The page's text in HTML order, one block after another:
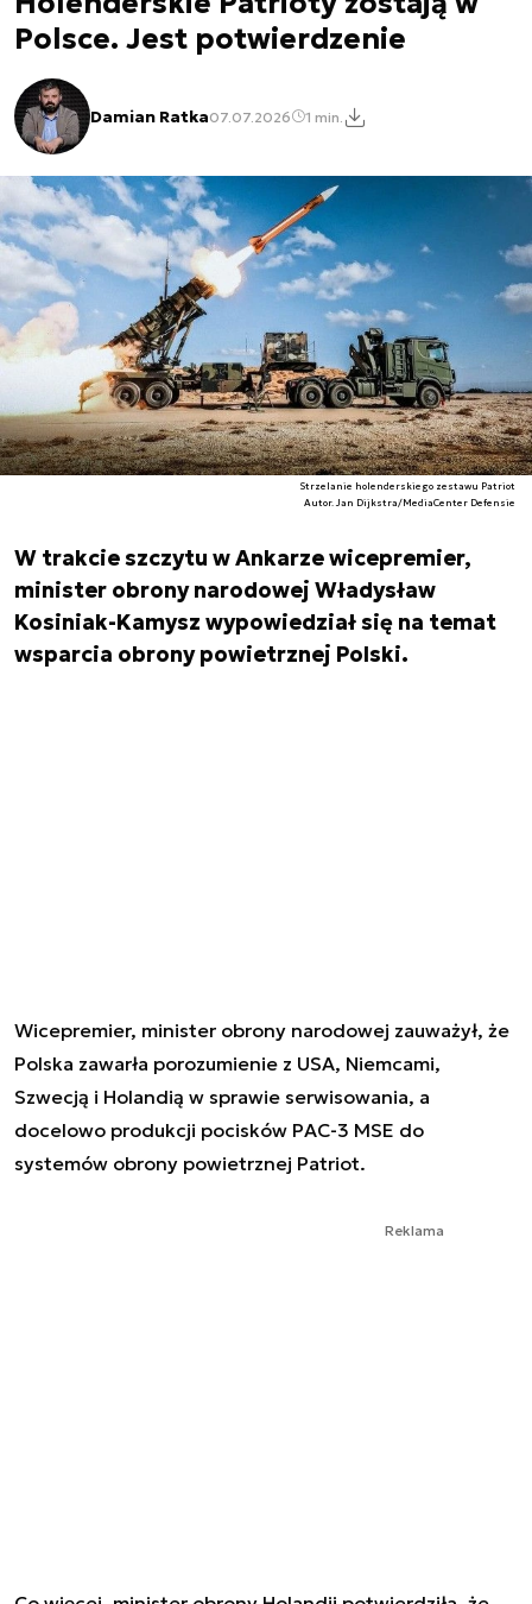
Polsce. Jest potwierdzenie
Damian Ratka07.07.2026 1 min.
Strzelanie holenderskiego zestawu Patriot
Autor. Jan Dijkstra/MediaCenter Defensie
W trakcie szczytu w Ankarze wicepremier,
minister obrony narodowej Władysław
Kosiniak-Kamysz wypowiedział się na temat
wsparcia obrony powietrznej Polski.
Wicepremier, minister obrony narodowej zauważył, że
Polska zawarła porozumienie z USA, Niemcami,
Szwecją i Holandią w sprawie serwisowania, a
docelowo produkcji pocisków PAC-3 MSE do
systemów obrony powietrznej Patriot.
Reklama